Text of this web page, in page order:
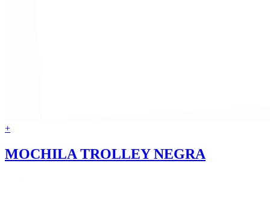
+
MOCHILA TROLLEY NEGRA